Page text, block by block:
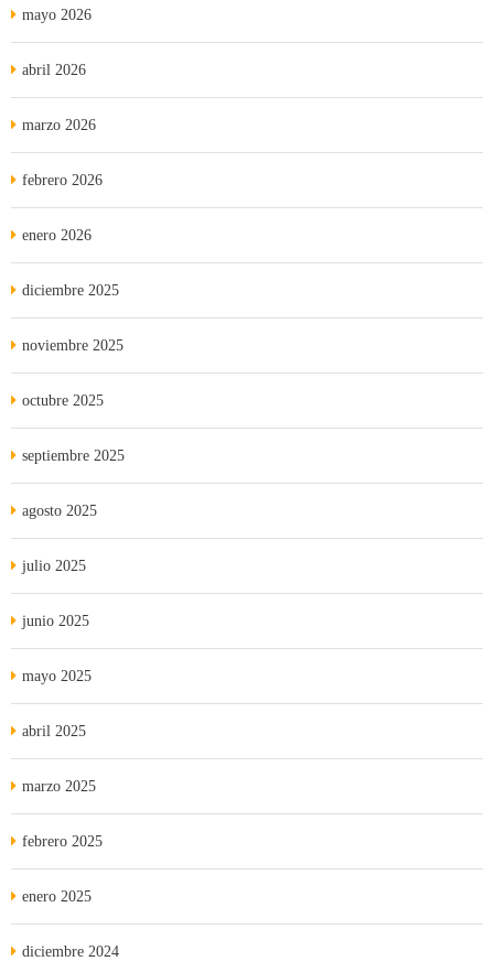
mayo 2026
abril 2026
marzo 2026
febrero 2026
enero 2026
diciembre 2025
noviembre 2025
octubre 2025
septiembre 2025
agosto 2025
julio 2025
junio 2025
mayo 2025
abril 2025
marzo 2025
febrero 2025
enero 2025
diciembre 2024